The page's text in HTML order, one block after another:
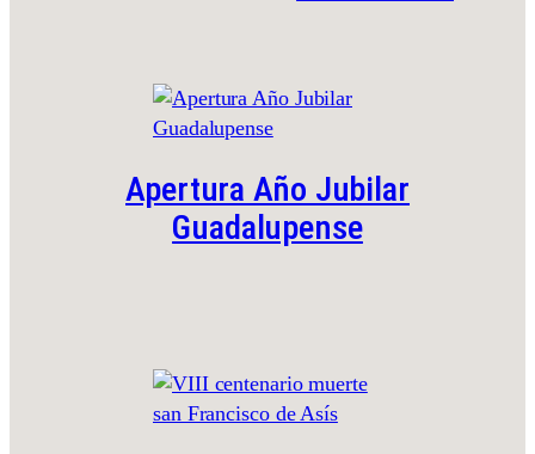
Apertura Año Jubilar
Guadalupense